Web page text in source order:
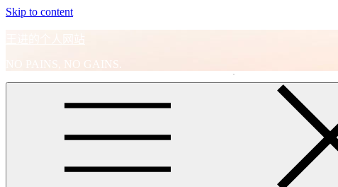
Skip to content
王进的个人网站
NO PAINS, NO GAINS.